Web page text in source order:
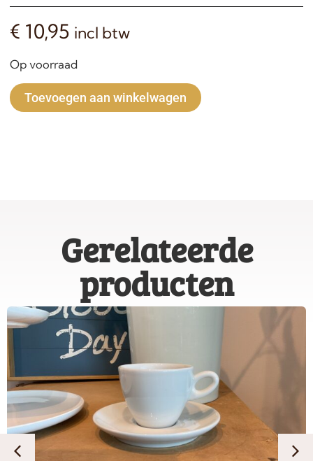
€ 10,95 incl btw
Op voorraad
Toevoegen aan winkelwagen
Gerelateerde
producten